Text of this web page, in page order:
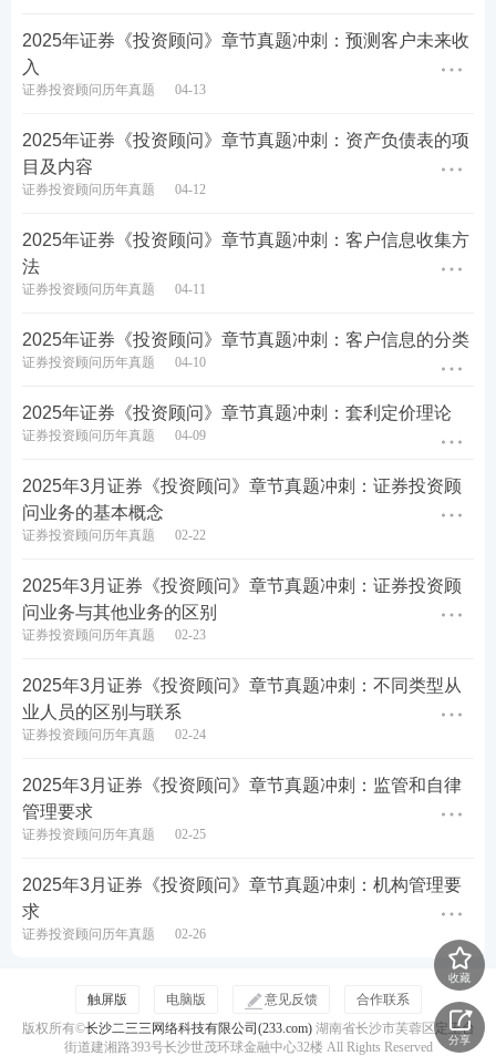
证券考试后不公布真题答案，233网校将在证券从业
回忆版/网络汇总版，233网校仅做汇总收集整理。收
生回忆估分！各位考生可以直接进入233网校估分小
程序，及时对答案，提前知晓成绩！
手机扫二维码
立即估分>>
2025年证券《投资顾问》章节真题冲刺：预测客户未来收
入
证券投资顾问历年真题 04-13
2025年证券《投资顾问》章节真题冲刺：资产负债表的项
目及内容
证券投资顾问历年真题 04-12
2025年证券《投资顾问》章节真题冲刺：客户信息收集方
法
证券投资顾问历年真题 04-11
2025年证券《投资顾问》章节真题冲刺：客户信息的分类
证券投资顾问历年真题 04-10
2025年证券《投资顾问》章节真题冲刺：套利定价理论
证券投资顾问历年真题 04-09
2025年3月证券《投资顾问》章节真题冲刺：证券投资顾
问业务的基本概念
证券投资顾问历年真题 02-22
2025年3月证券《投资顾问》章节真题冲刺：证券投资顾
问业务与其他业务的区别
证券投资顾问历年真题 02-23
2025年3月证券《投资顾问》章节真题冲刺：不同类型从
业人员的区别与联系
证券投资顾问历年真题 02-24
2025年3月证券《投资顾问》章节真题冲刺：监管和自律
管理要求
证券投资顾问历年真题 02-25
2025年3月证券《投资顾问》章节真题冲刺：机构管理要
求
证券投资顾问历年真题 02-26
收藏
分享
触屏版 电脑版 意见反馈
合作联系
版权所有©长沙二三三网络科技有限公司(233.com)湖南省长沙市芙蓉区定王台
街道建湘路393号长沙世茂环球金融中心32楼 All Rights Reserved